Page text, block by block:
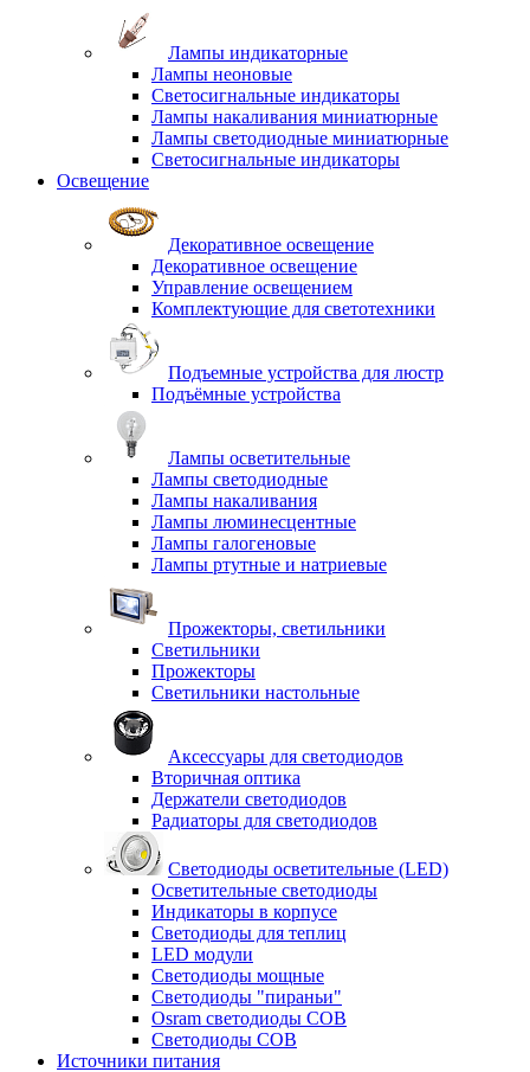
Лампы индикаторные
Лампы неоновые
Светосигнальные индикаторы
Лампы накаливания миниатюрные
Лампы светодиодные миниатюрные
Светосигнальные индикаторы
Освещение
Декоративное освещение
Декоративное освещение
Управление освещением
Комплектующие для светотехники
Подъемные устройства для люстр
Подъёмные устройства
Лампы осветительные
Лампы светодиодные
Лампы накаливания
Лампы люминесцентные
Лампы галогеновые
Лампы ртутные и натриевые
Прожекторы, светильники
Светильники
Прожекторы
Светильники настольные
Аксессуары для светодиодов
Вторичная оптика
Держатели светодиодов
Радиаторы для светодиодов
Светодиоды осветительные (LED)
Осветительные светодиоды
Индикаторы в корпусе
Светодиоды для теплиц
LED модули
Светодиоды мощные
Светодиоды "пираньи"
Osram светодиоды COB
Светодиоды COB
Источники питания